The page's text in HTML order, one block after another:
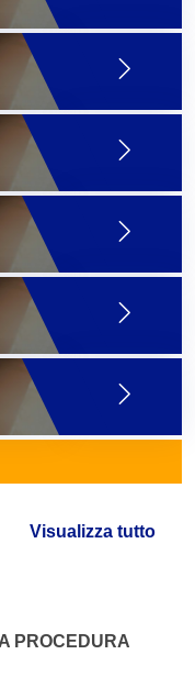
Visualizza tutto
PROCEDURA